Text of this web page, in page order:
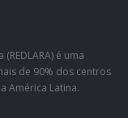
é uma
de 90% dos centros
América Latina.